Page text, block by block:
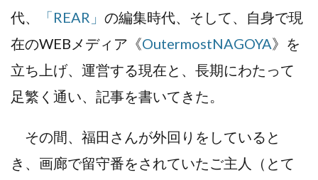
代、
「REAR」 の編集時代、そして、自身で現
在のWEBメディア《OutermostNAGOYA》を
立ち上げ、運営する現在と、長期にわたって
足繁く通い、記事を書いてきた。
その間、福田さんが外回りをしていると
き、画廊で留守番をされていたご主人（とて